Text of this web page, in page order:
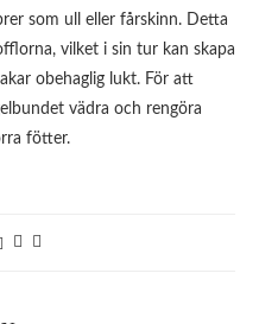
som ull eller fårskinn. Detta
vilket i sin tur kan skapa
obehaglig lukt. För att
vädra och rengöra
fötter.